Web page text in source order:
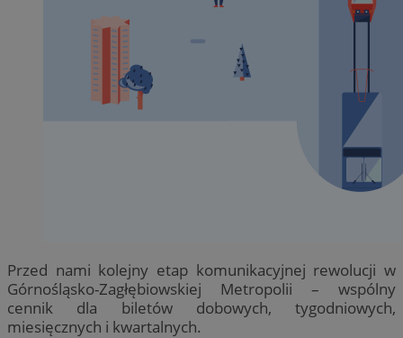
Przed nami kolejny etap komunikacyjnej rewolucji w
Górnośląsko-Zagłębiowskiej Metropolii – wspólny
cennik dla biletów dobowych, tygodniowych,
miesięcznych i kwartalnych.